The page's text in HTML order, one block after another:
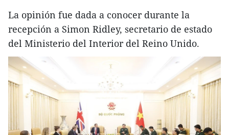
La opinión fue dada a conocer durante la
recepción a Simon Ridley, secretario de estado
del Ministerio del Interior del Reino Unido.